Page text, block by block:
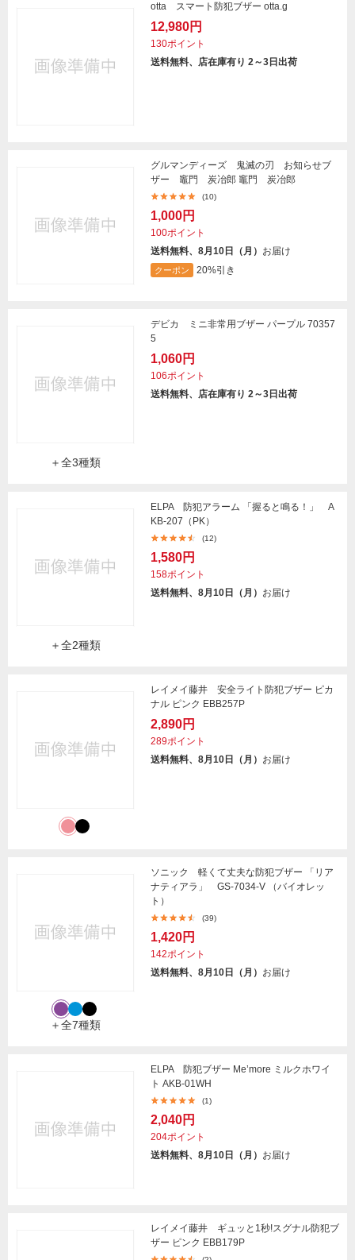
otta スマート防犯ブザー otta.g
12,980円
130ポイント
送料無料、店在庫有り 2～3日出荷
グルマンディーズ 鬼滅の刃 お知らせブ
ザー 竈門 炭冶郎 竈門 炭冶郎
(10)
1,000円
100ポイント
送料無料、8月10日（月） お届け
クーポン 20%引き
＋全3種類
デビカ ミニ非常用ブザー パープル 70357
5
1,060円
106ポイント
送料無料、店在庫有り 2～3日出荷
＋全2種類
ELPA 防犯アラーム 「握ると鳴る！」 A
KB-207（PK）
(12)
1,580円
158ポイント
送料無料、8月10日（月） お届け
レイメイ藤井 安全ライト防犯ブザー ピカ
ナル ピンク EBB257P
2,890円
289ポイント
送料無料、8月10日（月） お届け
＋全7種類
ソニック 軽くて丈夫な防犯ブザー 「リア
ナティアラ」 GS-7034-V （バイオレッ
ト）
(39)
1,420円
142ポイント
送料無料、8月10日（月） お届け
ELPA 防犯ブザー Me’more ミルクホワイ
ト AKB-01WH
(1)
2,040円
204ポイント
送料無料、8月10日（月） お届け
レイメイ藤井 ギュッと1秒!スグナル防犯ブ
ザー ピンク EBB179P